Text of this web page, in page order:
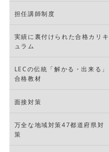
担任講師制度
実績に裏付けられた合格カリキ
ュラム
LECの伝統「解かる・出来る」
合格教材
面接対策
万全な地域対策47都道府県対
策